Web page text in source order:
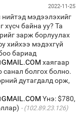
2022-11-25
мэдээлэхийг
хүсч байна уу? Та
зарж борлуулах
хийхээ мэдэхгүй
бариад
хаягаар
болгох болно.
дутагдалд орж,
Yнэ: $780,
(102.89.23.126)